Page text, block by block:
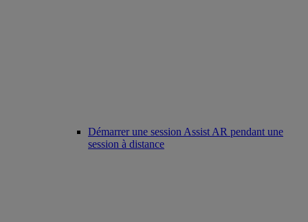
Démarrer une session Assist AR pendant une
session à distance